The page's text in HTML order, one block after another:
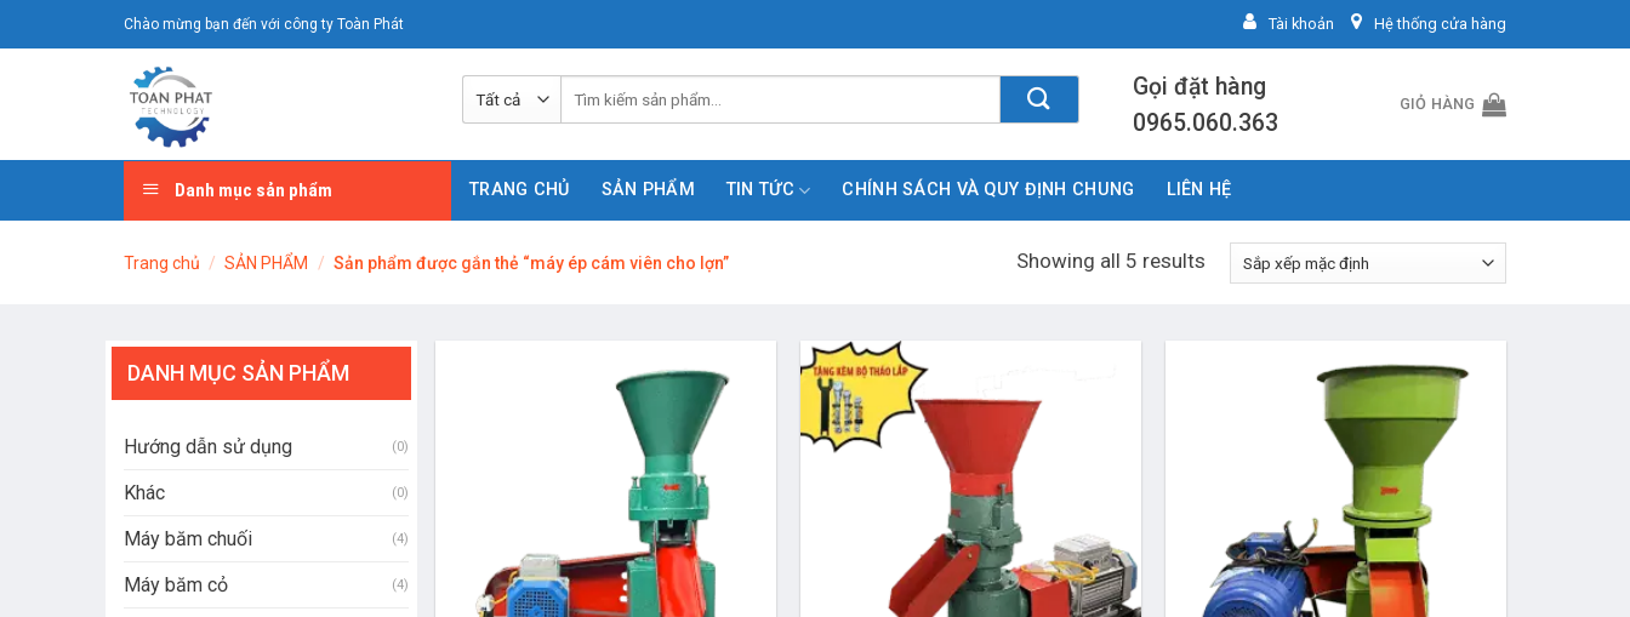
đến
Chào mừng bạn đến với công ty Toàn Phát Tài khoản Hệ thống cửa hàng
Gọi đặt hàng
0965.060.363
GIỎ HÀNG
Danh mục sản phẩm TRANG CHỦ SẢN PHẨM TIN TỨC CHÍNH SÁCH VÀ QUY ĐỊNH CHUNG LIÊN HỆ
Trang chủ / SẢN PHẨM / Sản phẩm được gắn thẻ “máy ép cám viên cho lợn” Showing all 5 results
DANH MỤC SẢN PHẨM
Hướng dẫn sử dụng (0)
Khác (0)
Máy băm chuối (4)
Máy băm cỏ (4)